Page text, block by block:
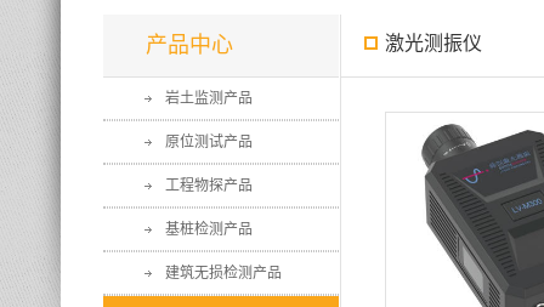
产品中心
岩土监测产品
原位测试产品
工程物探产品
基桩检测产品
建筑无损检测产品
激光测振仪